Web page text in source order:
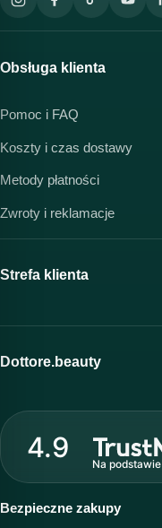
Obsługa klienta
Pomoc i FAQ
Koszty i czas dostawy
Metody płatności
Zwroty i reklamacje
Strefa klienta
Moje konto
Program lojalnościowy
Strefa profesjonalisty
Dottore.beauty
O marce Dottore
Nasz zespół
Akademia i szkolenia
Baza wiedzy
4.9
Na podstawie
Bezpieczne zakupy